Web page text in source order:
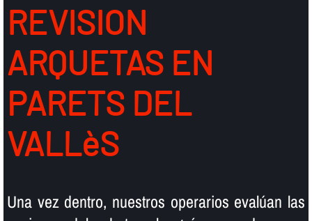
REVISION
ARQUETAS EN
PARETS DEL
VALLèS
Una vez dentro, nuestros operarios evalúan las